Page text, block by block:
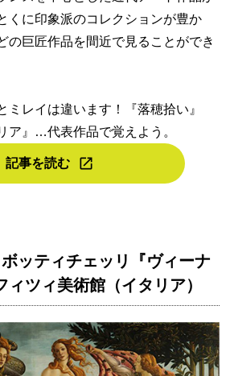
くに印象派のコレクションが豊か
の巨匠作品を間近で見ることができ
レイは違います！『落穂拾い』
ア』…代表作品で覚えよう。
記事を読む
ッティチェッリ『ヴィーナ
ィツィ美術館（イタリア）